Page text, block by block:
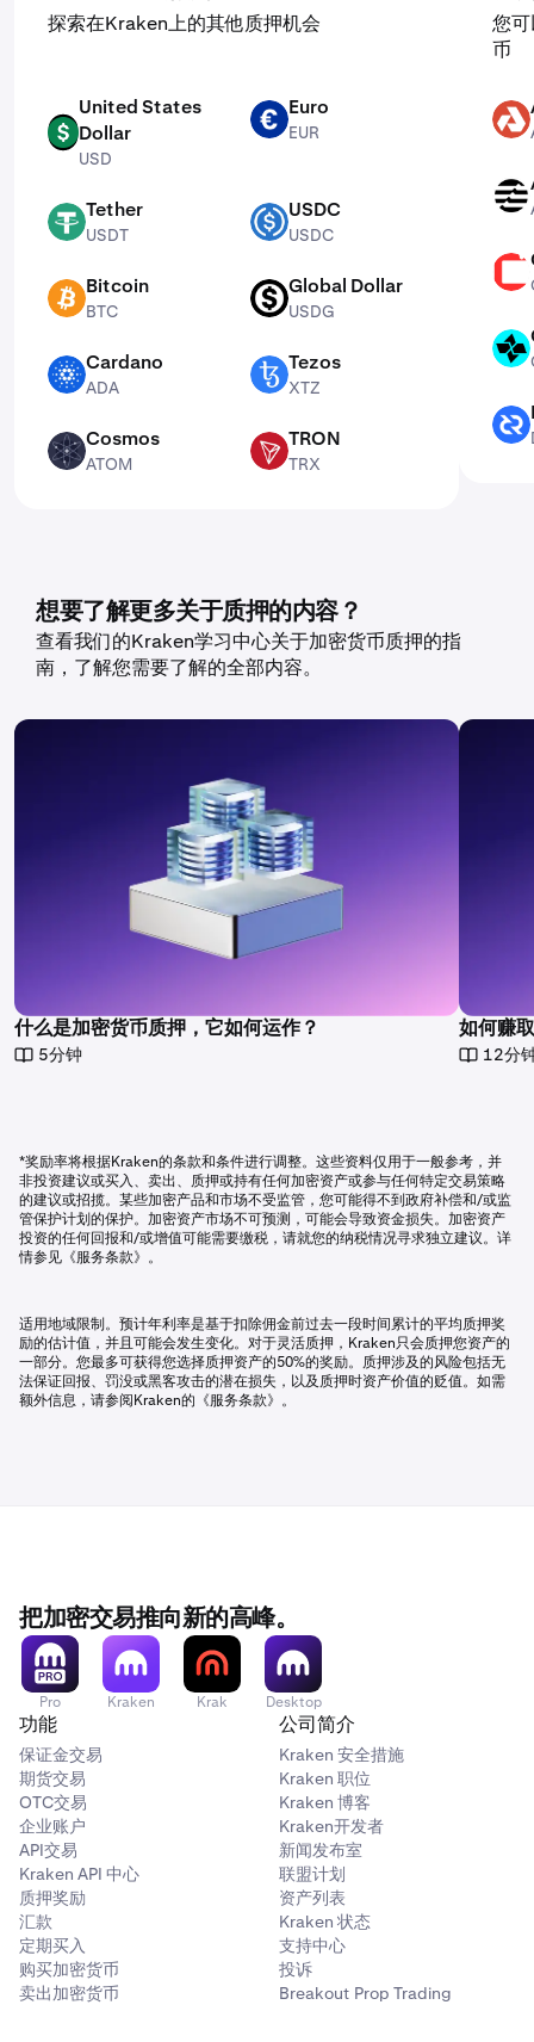
探索在Kraken上的其他质押机会
USD
United States
Dollar
USD
EUR Euro
EUR
USDT Tether
USDT
USDC USDC
USDC
BTC Bitcoin
BTC
USDG Global Dollar
USDG
ADA Cardano
ADA
XTZ Tezos
XTZ
ATOM Cosmos
ATOM
TRX TRON
TRX
您
币
AKT
APT
CTSI
DCR
想要了解更多关于质押的内容？
查看我们的Kraken学习中心关于加密货币质押的指
南，了解您需要了解的全部内容。
什么是加密货币质押，它如何运作？
5分钟
如何赚
12分
*奖励率将根据Kraken的条款和条件进行调整。这些资料仅用于一般参考，并
非投资建议或买入、卖出、质押或持有任何加密资产或参与任何特定交易策略
的建议或招揽。某些加密产品和市场不受监管，您可能得不到政府补偿和/或监
管保护计划的保护。加密资产市场不可预测，可能会导致资金损失。加密资产
投资的任何回报和/或增值可能需要缴税，请就您的纳税情况寻求独立建议。详
情参见《服务条款》。
适用地域限制。预计年利率是基于扣除佣金前过去一段时间累计的平均质押奖
励的估计值，并且可能会发生变化。对于灵活质押，Kraken只会质押您资产的
一部分。您最多可获得您选择质押资产的50%的奖励。质押涉及的风险包括无
法保证回报、罚没或黑客攻击的潜在损失，以及质押时资产价值的贬值。如需
额外信息，请参阅Kraken的《服务条款》。
把加密交易推向新的高峰。
Pro Kraken Krak Desktop
功能
保证金交易
期货交易
OTC交易
企业账户
API交易
Kraken API 中心
质押奖励
汇款
定期买入
购买加密货币
卖出加密货币
公司简介
Kraken 安全措施
Kraken 职位
Kraken 博客
Kraken开发者
新闻发布室
联盟计划
资产列表
Kraken 状态
支持中心
投诉
Breakout Prop Trading